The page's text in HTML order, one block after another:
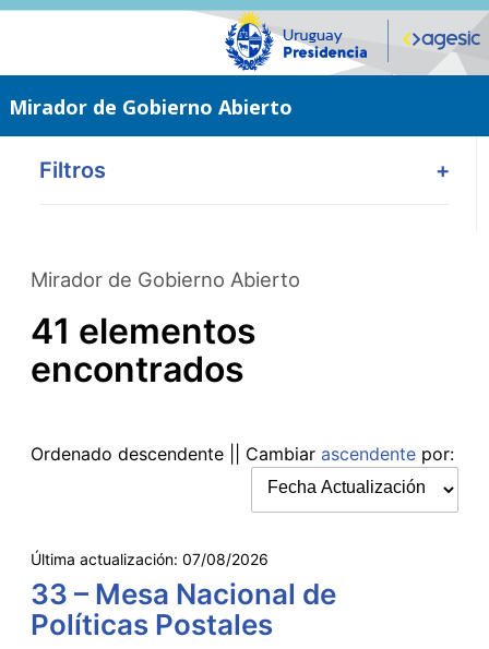
Saltar
Mirador de Gobierno Abierto
Filtros +
Mirador de Gobierno Abierto
41 elementos
encontrados
Ordenado descendente || Cambiar ascendente por:
Última actualización: 07/08/2026
33 – Mesa Nacional de
Políticas Postales